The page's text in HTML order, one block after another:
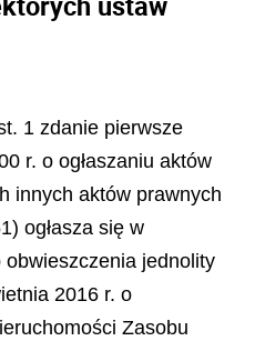
1 zdanie pierwsze
r. o ogłaszaniu aktów
innych aktów prawnych
ogłasza się w
obwieszczenia jednolity
2016 r. o
Zasobu